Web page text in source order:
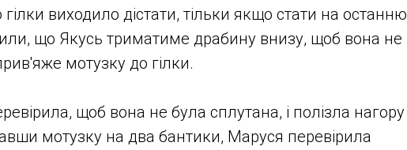
виходило дістати, тільки якщо стати на останню
що Якусь триматиме драбину внизу, щоб вона не
мотузку до гілки.
щоб вона не була сплутана, і полізла нагору
мотузку на два бантики, Маруся перевірила